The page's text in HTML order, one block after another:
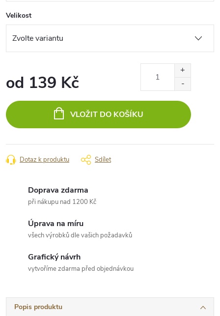
Velikost
od 139 Kč
cena:
VLOŽIT DO KOŠÍKU
Dotaz k produktu Sdílet
Doprava zdarma
při nákupu nad 1200 Kč
Úprava na míru
všech výrobků dle vašich požadavků
Grafický návrh
vytvoříme zdarma před objednávkou
Popis produktu